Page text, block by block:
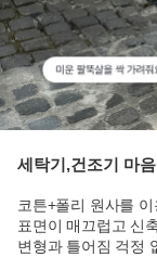
세탁기,건조기 마
코튼+폴리 원사를
표면이 매끄럽고 신
변형과 틀어짐 걱정